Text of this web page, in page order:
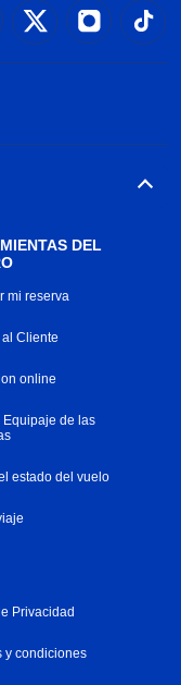
DEL
mi reserva
Cliente
online
Equipaje de las
estado del vuelo
Privacidad
y condiciones